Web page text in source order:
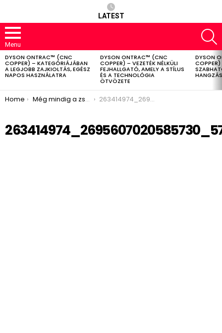
LATEST
Menu
LATEST
STORIES
DYSON ONTRAC™ (CNC
COPPER) – KATEGÓRIÁJÁBAN
A LEGJOBB ZAJKIOLTÁS, EGÉSZ
NAPOS HASZNÁLATRA
DYSON ONTRAC™ (CNC
COPPER) – VEZETÉK NÉLKÜLI
FEJHALLGATÓ, AMELY A STÍLUS
ÉS A TECHNOLÓGIA
ÖTVÖZETE
DYSON
COPPER)
You are here:
Home Még mindig a zselés szaloncukor a legkeresettebb 263414974_2695607020585730_5719715125957386855_n